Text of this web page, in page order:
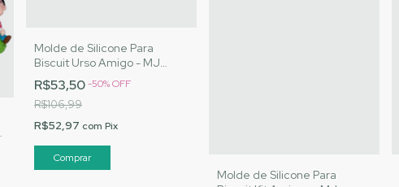
Molde de Silicone Para
Biscuit Urso Amigo - MJ
Artesanatos |Cód. 3048
R$53,50-50%OFF
R$106,99
R$52,97 com Pix
Molde de Silicone Para